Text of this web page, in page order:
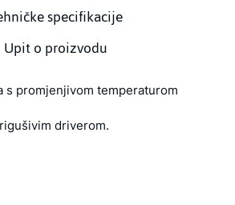
specifikacije
Upit o proizvodu
s promjenjivom temperaturom
driverom.